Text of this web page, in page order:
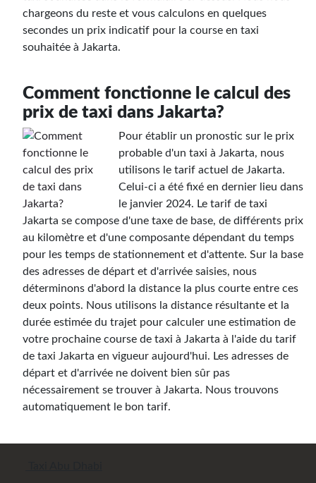
chargeons du reste et vous calculons en quelques
secondes un prix indicatif pour la course en taxi
souhaitée à Jakarta.
Comment fonctionne le calcul des
prix de taxi dans Jakarta?
Pour établir un pronostic sur le prix
probable d'un taxi à Jakarta, nous
utilisons le tarif actuel de Jakarta.
Celui-ci a été fixé en dernier lieu dans
le janvier 2024. Le tarif de taxi
Jakarta se compose d'une taxe de base, de différents prix
au kilomètre et d'une composante dépendant du temps
pour les temps de stationnement et d'attente. Sur la base
des adresses de départ et d'arrivée saisies, nous
déterminons d'abord la distance la plus courte entre ces
deux points. Nous utilisons la distance résultante et la
durée estimée du trajet pour calculer une estimation de
votre prochaine course de taxi à Jakarta à l'aide du tarif
de taxi Jakarta en vigueur aujourd'hui. Les adresses de
départ et d'arrivée ne doivent bien sûr pas
nécessairement se trouver à Jakarta. Nous trouvons
automatiquement le bon tarif.